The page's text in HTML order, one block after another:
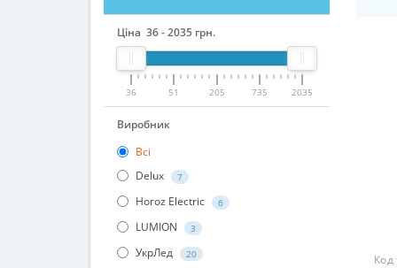
Ціна 36-2035 грн.
36 51 205 735 2035
Виробник
Всі
Delux
7
Horoz Electric 6
LUMION 3
УкрЛед 20 Код